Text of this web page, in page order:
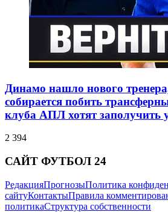
Динамо нашло нового
собирается побить
клуба АПЛ хотят заполучить
2 394
САЙТ ФУТБОЛ 24
РедакцияПрогнозыПолитика
сайтуКонтактыПравила
политикаСтруктура собственности